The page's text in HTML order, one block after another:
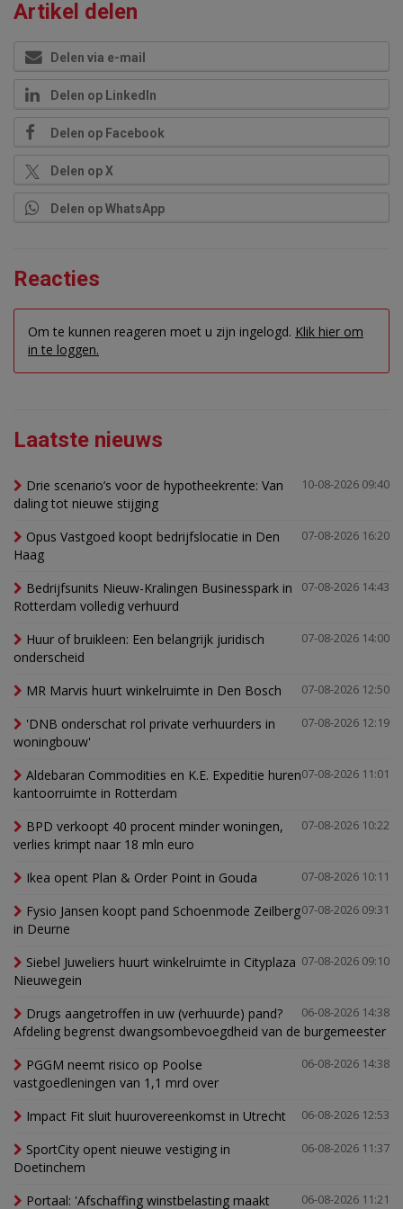
Artikel delen
Delen via e-mail
Delen op LinkedIn
Delen op Facebook
Delen op X
Delen op WhatsApp
Reacties
Om te kunnen reageren moet u zijn ingelogd. Klik hier om
in te loggen.
Laatste nieuws
10-08-2026 09:40
Drie scenario’s voor de hypotheekrente: Van
daling tot nieuwe stijging
07-08-2026 16:20
Opus Vastgoed koopt bedrijfslocatie in Den
Haag
07-08-2026 14:43
Bedrijfsunits Nieuw-Kralingen Businesspark in
Rotterdam volledig verhuurd
07-08-2026 14:00
Huur of bruikleen: Een belangrijk juridisch
onderscheid
07-08-2026 12:50
MR Marvis huurt winkelruimte in Den Bosch
07-08-2026 12:19
'DNB onderschat rol private verhuurders in
woningbouw'
07-08-2026 11:01
Aldebaran Commodities en K.E. Expeditie huren
kantoorruimte in Rotterdam
07-08-2026 10:22
BPD verkoopt 40 procent minder woningen,
verlies krimpt naar 18 mln euro
07-08-2026 10:11
Ikea opent Plan & Order Point in Gouda
07-08-2026 09:31
Fysio Jansen koopt pand Schoenmode Zeilberg
in Deurne
07-08-2026 09:10
Siebel Juweliers huurt winkelruimte in Cityplaza
Nieuwegein
06-08-2026 14:38
Drugs aangetroffen in uw (verhuurde) pand?
Afdeling begrenst dwangsombevoegdheid van de burgemeester
06-08-2026 14:38
PGGM neemt risico op Poolse
vastgoedleningen van 1,1 mrd over
06-08-2026 12:53
Impact Fit sluit huurovereenkomst in Utrecht
06-08-2026 11:37
SportCity opent nieuwe vestiging in
Doetinchem
06-08-2026 11:21
Portaal: 'Afschaffing winstbelasting maakt